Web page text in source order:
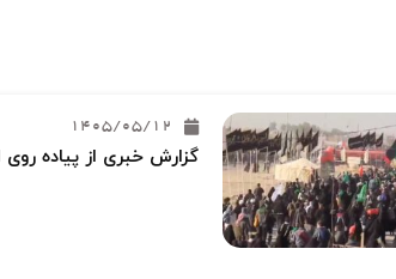
1405/05/12
گزارش خبری از پیاده روی